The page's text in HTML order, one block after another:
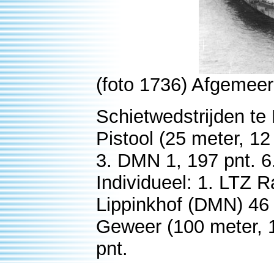
(foto 1736)
Schietwedstrijden te
Pistool (25 meter,
3. DMN 1, 197 pnt.
Individueel: 1. LTZ
Lippinkhof (DMN)
Geweer (100 meter,
pnt.